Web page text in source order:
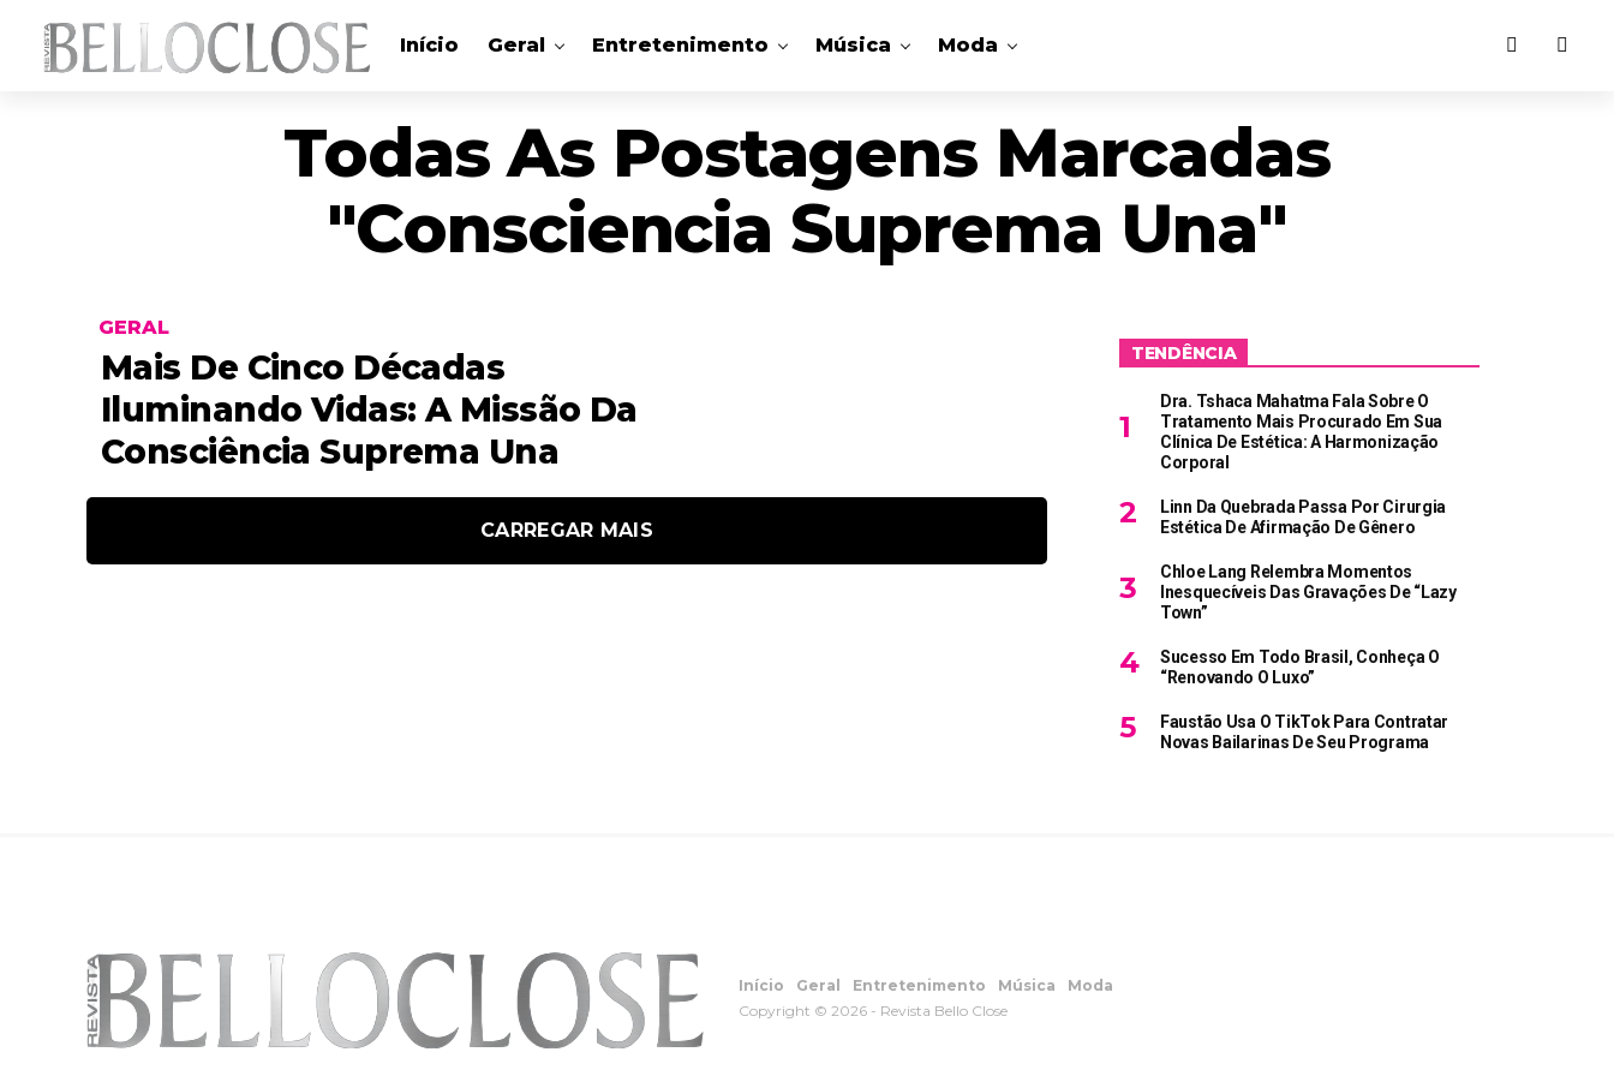
Início Geral Entretenimento Música Moda
Todas As Postagens Marcadas
"consciencia Suprema Una"
GERAL
Mais De Cinco Décadas
Iluminando Vidas: A Missão Da
Consciência Suprema Una
CARREGAR MAIS
TENDÊNCIA
Dra. Tshaca Mahatma Fala Sobre O
Tratamento Mais Procurado Em Sua
Clínica De Estética: A Harmonização
Corporal
Linn Da Quebrada Passa Por Cirurgia
Estética De Afirmação De Gênero
Chloe Lang Relembra Momentos
Inesquecíveis Das Gravações De “Lazy
Town”
Sucesso Em Todo Brasil, Conheça O
“Renovando O Luxo”
Faustão Usa O TikTok Para Contratar
Novas Bailarinas De Seu Programa
Início Geral Entretenimento Música
Moda
Copyright © 2026 - Revista Bello Close